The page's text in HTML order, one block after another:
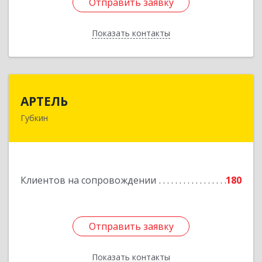
Показать контакты
Назад
АРТЕЛЬ
Губкин
Клиентов на сопровождении 180
Отправить заявку
Показать контакты
309181, Белгородская обл, Губкинский р-н,
Отправить заявку
Назад